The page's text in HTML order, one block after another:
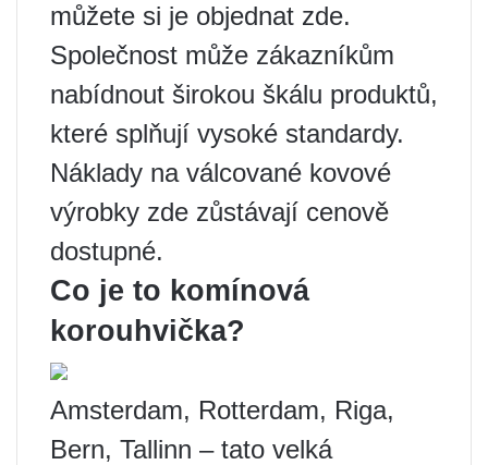
můžete si je objednat zde.
Společnost může zákazníkům
nabídnout širokou škálu produktů,
které splňují vysoké standardy.
Náklady na válcované kovové
výrobky zde zůstávají cenově
dostupné.
Co je to komínová
korouhvička?
Amsterdam, Rotterdam, Riga,
Bern, Tallinn – tato velká